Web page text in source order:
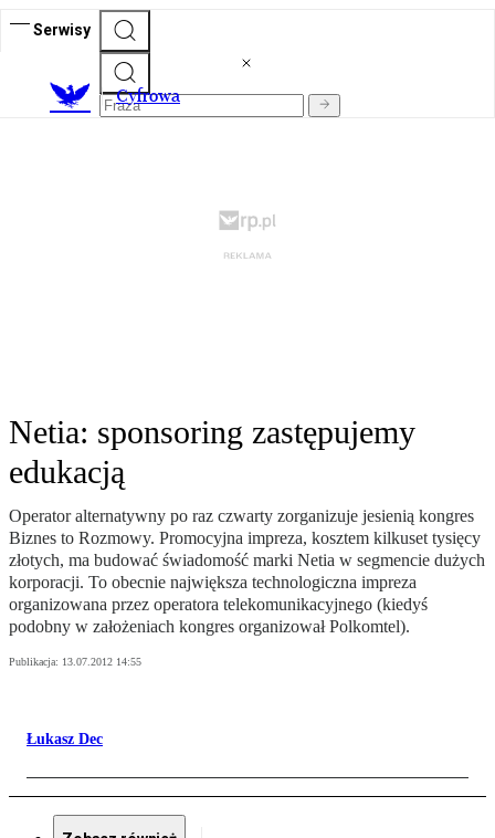
Serwisy
Cyfrowa
Netia: sponsoring zastępujemy
edukacją
Operator alternatywny po raz czwarty zorganizuje jesienią kongres
Biznes to Rozmowy. Promocyjna impreza, kosztem kilkuset tysięcy
złotych, ma budować świadomość marki Netia w segmencie dużych
korporacji. To obecnie największa technologiczna impreza
organizowana przez operatora telekomunikacyjnego (kiedyś
podobny w założeniach kongres organizował Polkomtel).
Publikacja: 13.07.2012 14:55
Łukasz Dec